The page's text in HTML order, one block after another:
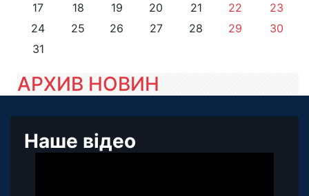
17
18 19 20 21 22
23
24
25 26 27 28 29
30
31
АРХИВ НОВИН
Наше відео